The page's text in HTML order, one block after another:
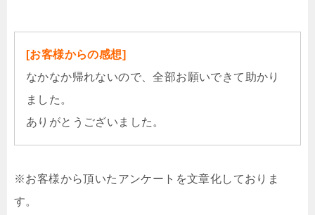
[お客様からの感想]
なかなか帰れないので、全部お願いできて助かり
ました。
ありがとうございました。
※お客様から頂いたアンケートを文章化しておりま
す。